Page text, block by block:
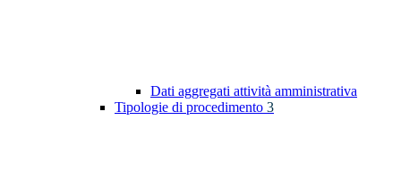
Dati aggregati attività amministrativa
Tipologie di procedimento 3